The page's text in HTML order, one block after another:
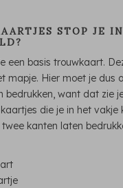
STOP JE
een basis trouwkaart.
mapje. Hier moet je dus
bedrukken, want dat zie
die je in het vakje
kanten laten